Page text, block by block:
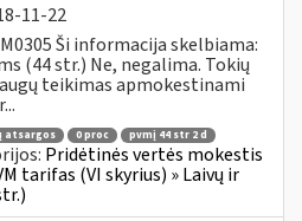
11-22
Ši informacija skelbiama:
(44 str.) Ne, negalima. Tokių
teikimas apmokestinami
atsargos 0 proc pvmį 44 str 2 d
Pridėtinės vertės mokestis
tarifas (VI skyrius) » Laivų ir